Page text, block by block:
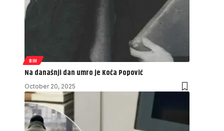
BIH
Na današnji dan umro je Koča Popović
October 20, 2025